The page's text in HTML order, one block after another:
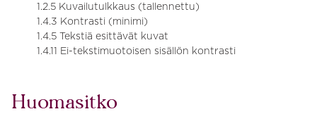
1.2.5 Kuvailutulkkaus (tallennettu)
1.4.3 Kontrasti (minimi)
1.4.5 Tekstiä esittävät kuvat
1.4.11 Ei-tekstimuotoisen sisällön kontrasti
Huomasitko